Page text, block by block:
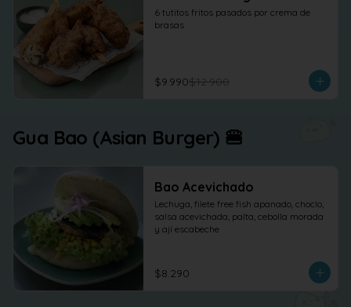
6 tutitos fritos pasados por crema de
brasas
$9.990$12.900
Gua Bao (Asian Burger) 🍔
Bao Acevichado
Lechuga, filete free fish apanado, choclo,
salsa acevichada, palta, cebolla morada
y ají escabeche
$8.290